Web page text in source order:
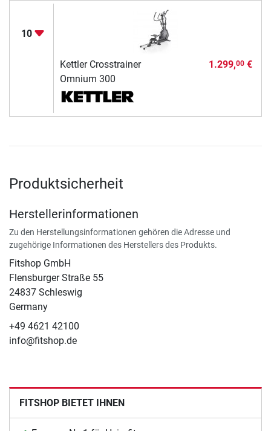
10
Kettler Crosstrainer
Omnium 300
1.299,00€
Produktsicherheit
Herstellerinformationen
Zu den Herstellungsinformationen gehören die Adresse und
zugehörige Informationen des Herstellers des Produkts.
Fitshop GmbH
Flensburger Straße 55
24837 Schleswig
Germany
+49 4621 42100
info@fitshop.de
FITSHOP BIETET IHNEN